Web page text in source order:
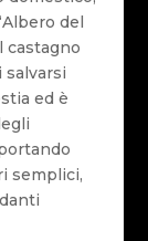
del
castagno
salvarsi
ed è
semplici,